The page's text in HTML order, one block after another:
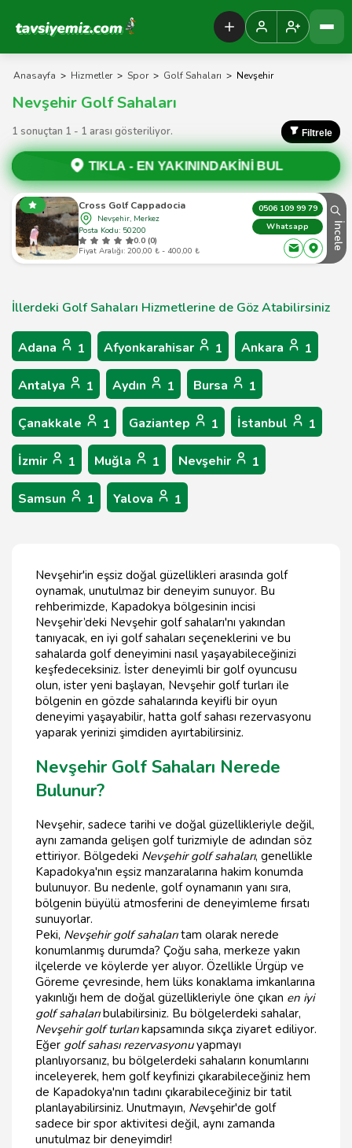
Tavsiyemiz Anasayfa
Anasayfa > Hizmetler > Spor > Golf Sahaları > Nevşehir
Nevşehir Golf Sahaları
1 sonuçtan 1 - 1 arası gösteriliyor. Filtrele
TIKLA - EN YAKININDAKİNİ BUL
Cross Golf Cappadocia
Nevşehir, Merkez
Posta Kodu: 50200
0.0 (0)
Fiyat Aralığı: 200,00 ₺ - 400,00 ₺
0506 109 99 79
Whatsapp
İncele
İllerdeki Golf Sahaları Hizmetlerine de Göz Atabilirsiniz
Adana 1 Afyonkarahisar 1 Ankara 1
Antalya 1 Aydın 1 Bursa 1
Çanakkale 1 Gaziantep 1 İstanbul 1
İzmir 1 Muğla 1 Nevşehir 1
Samsun 1 Yalova 1
Nevşehir'in eşsiz doğal güzellikleri arasında golf
oynamak, unutulmaz bir deneyim sunuyor. Bu
rehberimizde, Kapadokya bölgesinin incisi
Nevşehir’deki Nevşehir golf sahaları'nı yakından
tanıyacak, en iyi golf sahaları seçeneklerini ve bu
sahalarda golf deneyimini nasıl yaşayabileceğinizi
keşfedeceksiniz. İster deneyimli bir golf oyuncusu
olun, ister yeni başlayan, Nevşehir golf turları ile
bölgenin en gözde sahalarında keyifli bir oyun
deneyimi yaşayabilir, hatta golf sahası rezervasyonu
yaparak yerinizi şimdiden ayırtabilirsiniz.
Nevşehir Golf Sahaları Nerede
Bulunur?
Nevşehir, sadece tarihi ve doğal güzellikleriyle değil,
aynı zamanda gelişen golf turizmiyle de adından söz
ettiriyor. Bölgedeki Nevşehir golf sahaları, genellikle
Kapadokya'nın eşsiz manzaralarına hakim konumda
bulunuyor. Bu nedenle, golf oynamanın yanı sıra,
bölgenin büyülü atmosferini de deneyimleme fırsatı
sunuyorlar.
Peki, Nevşehir golf sahalarıtam olarak nerede
konumlanmış durumda? Çoğu saha, merkeze yakın
ilçelerde ve köylerde yer alıyor. Özellikle Ürgüp ve
Göreme çevresinde, hem lüks konaklama imkanlarına
yakınlığı hem de doğal güzellikleriyle öne çıkan en iyi
golf sahalarıbulabilirsiniz. Bu bölgelerdeki sahalar,
Nevşehir golf turlarıkapsamında sıkça ziyaret ediliyor.
Eğer golf sahası rezervasyonuyapmayı
planlıyorsanız, bu bölgelerdeki sahaların konumlarını
inceleyerek, hem golf keyfinizi çıkarabileceğiniz hem
de Kapadokya'nın tadını çıkarabileceğiniz bir tatil
planlayabilirsiniz. Unutmayın, Nevşehir'de golf
sadece bir spor aktivitesi değil, aynı zamanda
unutulmaz bir deneyimdir!